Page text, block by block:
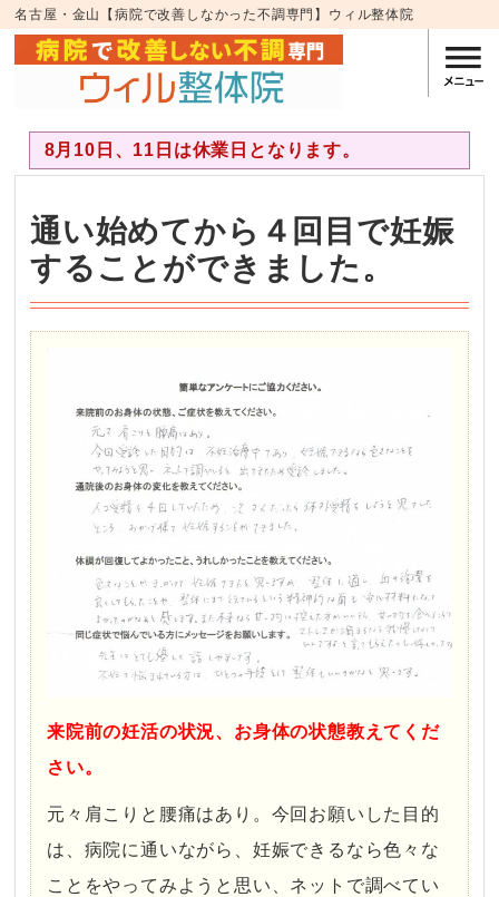
名古屋・金山【病院で改善しなかった不調専門】ウィル整体院
8月10日、11日は休業日となります。
通い始めてから４回目で妊娠
することができました。
来院前の妊活の状況、お身体の状態教えてくだ
さい。
元々肩こりと腰痛はあり。今回お願いした目的
は、病院に通いながら、妊娠できるなら色々な
ことをやってみようと思い、ネットで調べてい